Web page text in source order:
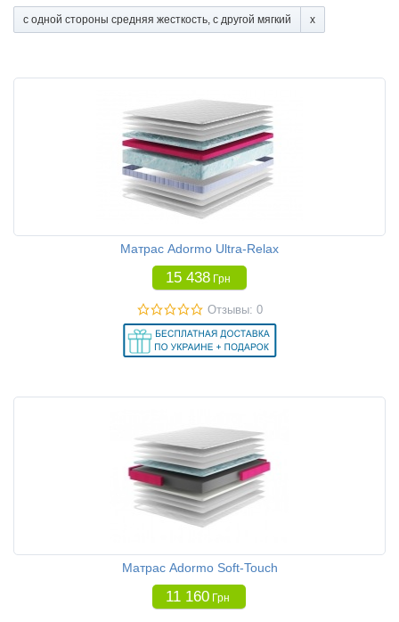
с одной стороны средняя жесткость, с другой мягкий
Матрас Adormo Ultra-Relax
15 438 Грн
Отзывы: 0
Матрас Adormo Soft-Touch
11 160 Грн